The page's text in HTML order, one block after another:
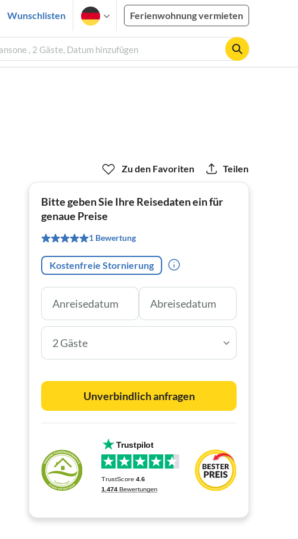
Wunschlisten Ferienwohnung vermieten
, 2 Gäste, Datum hinzufügen
Zu den Favoriten Teilen
Bitte geben Sie Ihre Reisedaten ein für
genaue Preise
1 Bewertung
Kostenfreie Stornierung
2 Gäste
Unverbindlich anfragen